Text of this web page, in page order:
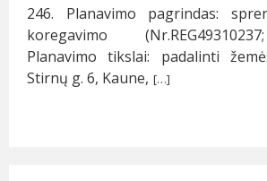
246. Planavimo pagrindas:
koregavimo
Planavimo tikslai: padalinti
Stirnų g. 6, Kaune, […]